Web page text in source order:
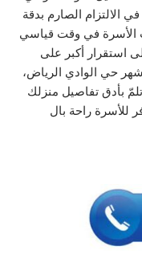
الالتزام الصارم بدقة
الأسرة في وقت قياسي
استقرار أكبر على
حي الوادي الرياض،
بأدق تفاصيل منزلك
للأسرة راحة بال